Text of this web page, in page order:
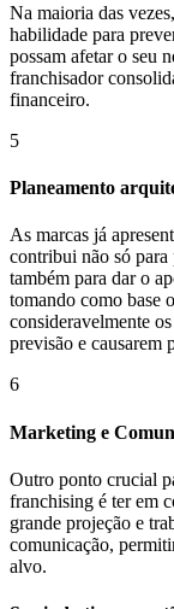
Na maioria das
habilidade para
possam afetar o seu
franchisador
financeiro.
5
Planeamento
As marcas já
contribui não só para
também para dar o
tomando como base
consideravelmente
previsão e causarem
6
Marketing e
Outro ponto crucial
franchising é ter em
grande projeção e
comunicação,
alvo.